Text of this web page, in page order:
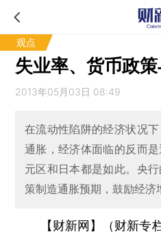
观点
失业率、货币政
2013年05月03日 08:49
在流动性陷阱的经济状况
通胀，经济体面临的反而
元区和日本都是如此。央
策制造通胀预期，鼓励经济
【财新网】（财新专